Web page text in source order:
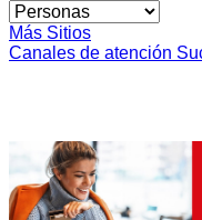
Más Sitios
Canales de atención